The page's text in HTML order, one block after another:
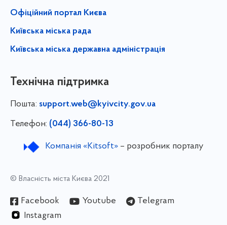
Офіційний портал Києва
Київська міська рада
Київська міська державна адміністрація
Технічна підтримка
Пошта: support.web@kyivcity.gov.ua
Телефон: (044) 366-80-13
Компанія «Kitsoft»– розробник порталу
© Власність міста Києва 2021
Facebook Youtube
Telegram
Instagram